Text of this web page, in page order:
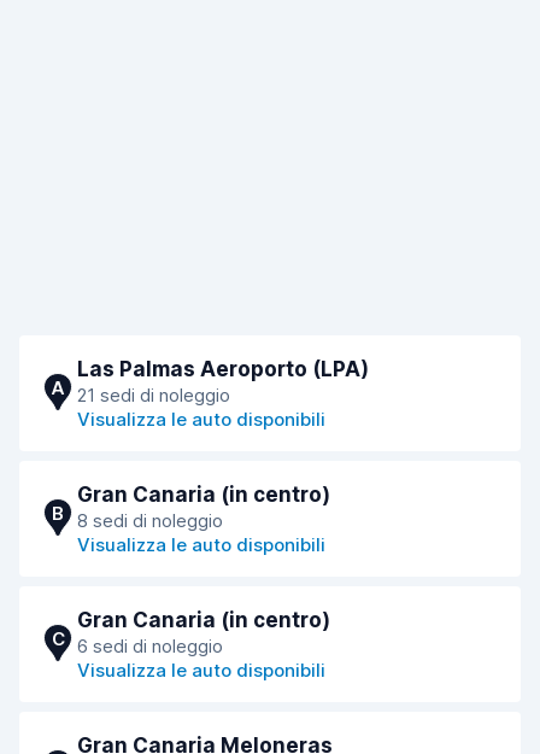
A
Las Palmas Aeroporto (LPA)
21 sedi di noleggio
Visualizza le auto disponibili
B
Gran Canaria (in centro)
8 sedi di noleggio
Visualizza le auto disponibili
C
Gran Canaria (in centro)
6 sedi di noleggio
Visualizza le auto disponibili
Gran Canaria Meloneras